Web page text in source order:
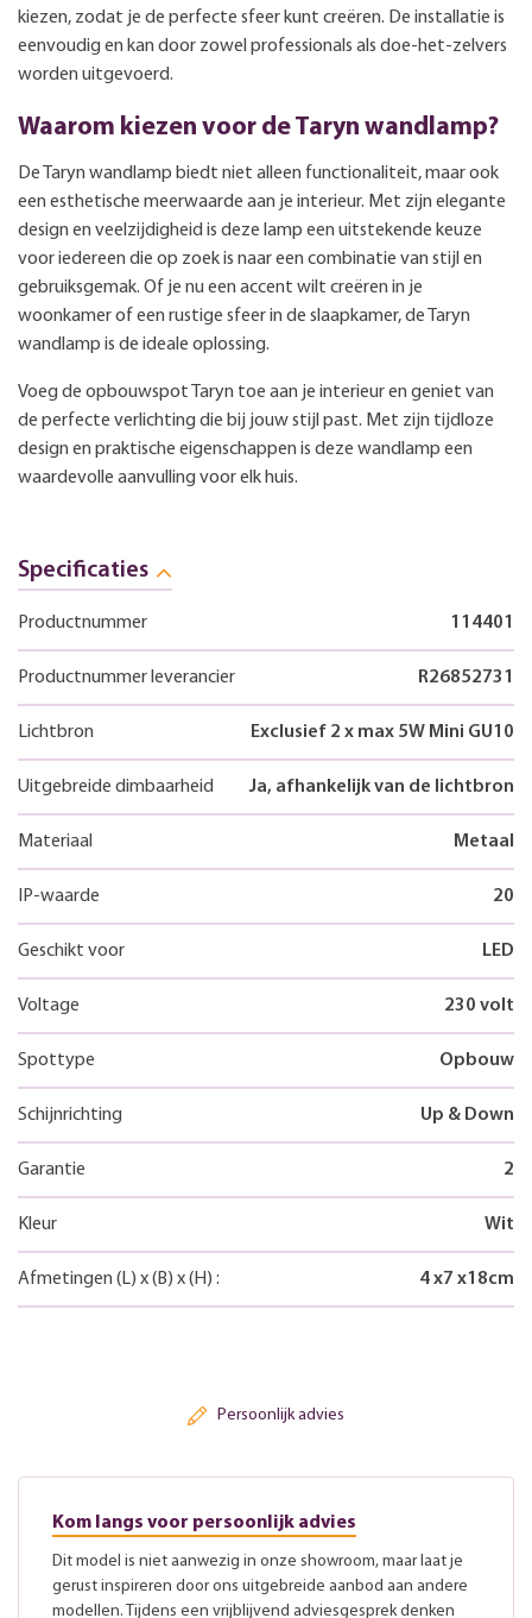
kiezen, zodat je de perfecte sfeer kunt creëren. De installatie is
eenvoudig en kan door zowel professionals als doe-het-zelvers
worden uitgevoerd.
Waarom kiezen voor de Taryn wandlamp?
De Taryn wandlamp biedt niet alleen functionaliteit, maar ook
een esthetische meerwaarde aan je interieur. Met zijn elegante
design en veelzijdigheid is deze lamp een uitstekende keuze
voor iedereen die op zoek is naar een combinatie van stijl en
gebruiksgemak. Of je nu een accent wilt creëren in je
woonkamer of een rustige sfeer in de slaapkamer, de Taryn
wandlamp is de ideale oplossing.
Voeg de opbouwspot Taryn toe aan je interieur en geniet van
de perfecte verlichting die bij jouw stijl past. Met zijn tijdloze
design en praktische eigenschappen is deze wandlamp een
waardevolle aanvulling voor elk huis.
Specificaties
Productnummer 114401
Productnummer leverancier R26852731
Lichtbron Exclusief 2 x max 5W Mini GU10
Uitgebreide dimbaarheid Ja, afhankelijk van de lichtbron
Materiaal Metaal
IP-waarde 20
Geschikt voor LED
Voltage 230 volt
Spottype Opbouw
Schijnrichting Up & Down
Garantie 2
Kleur Wit
Afmetingen (L) x(B) x(H) : 4x7 x18cm
Persoonlijk advies
Kom langs voor persoonlijk advies
Dit model is niet aanwezig in onze showroom, maar laat je
gerust inspireren door ons uitgebreide aanbod aan andere
modellen. Tijdens een vrijblijvend adviesgesprek denken